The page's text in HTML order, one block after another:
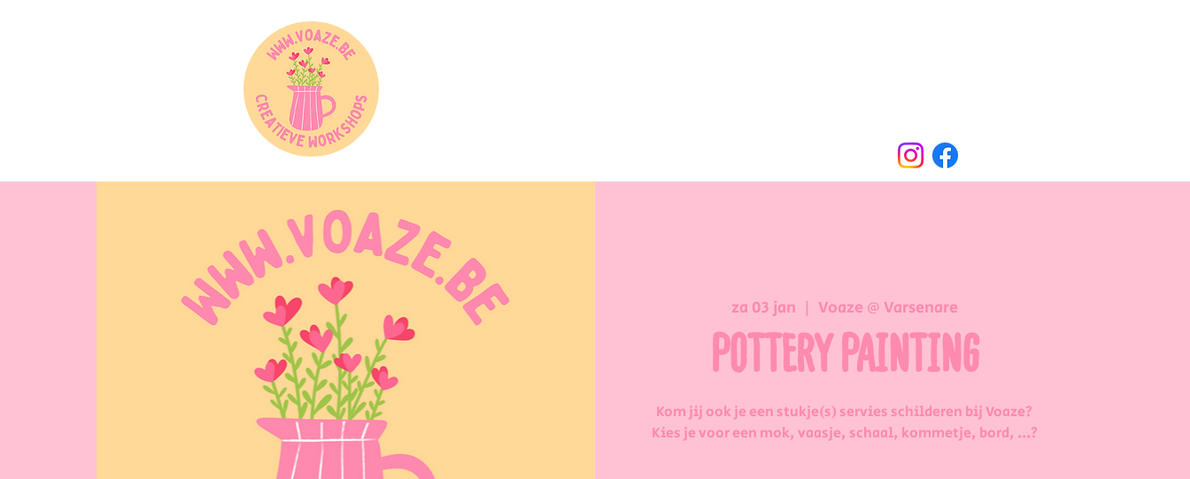
za 03 jan
  |
Voaze @ Varsenare
POTTERY PAINTING
Kom jij ook je een stukje(s) servies schilderen bij Voaze?
Kies je voor een mok, vaasje, schaal, kommetje, bord, ...?